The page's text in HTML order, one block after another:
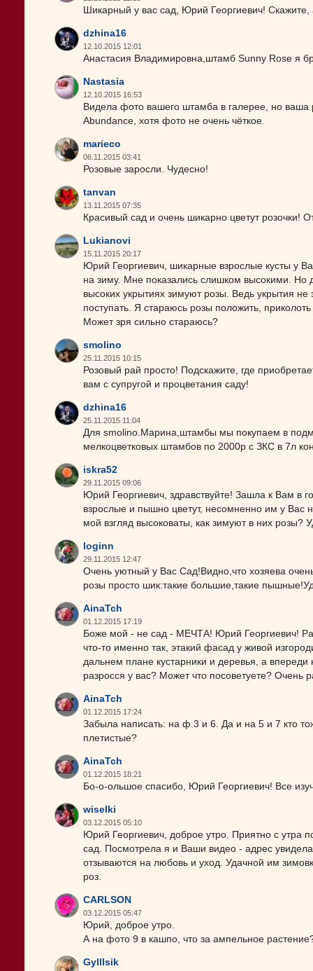
Шикарный у вас сад, Юрий Георгиевич!
dzhina16
12.10.2015 12:01
Анастасия Владимировна,штамб Sunny Rose я
Nastasia
12.10.2015 16:53
Видела фото вашего штамба в галерее, но
Abundance, хотя фото не очень чёткое.
marieco
06.11.2015 03:41
Розовые заросли. Чудесно!
tanvan
13.11.2015 07:35
Красивый сад и очень шикарно цветут розочки!
Lukianovi
15.11.2015 20:17
Юрий Георгиевич, шикарные взрослые кусты у
на зиму. Мне показались слишком высокими. Но
высоких укрытиях зимуют розы. Ведь укрытия
поступать. Я стараюсь розы положить,
Может зря сильно стараюсь?
smolino
25.11.2015 10:15
Розовый рай просто! Подскажите, где
вам с супругой и процветания саду!
dzhina16
25.11.2015 11:04
Для smolino.Марина,штамбы мы покупаем в
мелкоцветковых штамбов по 2000р с ЗКС в 7л
iskra52
29.11.2015 09:06
Юрий Георгиевич, здравствуйте! Зашла к Вам в
взрослые и пышно цветут, несомненно им у Вас
мой взгляд высоковаты, как зимуют в них розы?
loginn
29.11.2015 12:47
Очень уютный у Вас Сад!Видно,что хозяева
розы просто шик:такие большие,такие
AinaTch
01.12.2015 17:19
Боже мой - не сад - МЕЧТА! Юрий Георгиевич!
что-то именно так, этакий фасад у живой
дальнем плане кустарники и деревья, а
разросся у вас? Может что посоветуете?
AinaTch
01.12.2015 17:24
Забыла написать: на ф.3 и 6. Да и на 5 и 7 кто
плетистые?
AinaTch
01.12.2015 18:21
Бо-о-ольшое спасибо, Юрий Георгиевич! Все
wiselki
03.12.2015 05:10
Юрий Георгиевич, доброе утро. Приятно с утра
сад. Посмотрела я и Ваши видео - адрес
отзываются на любовь и уход. Удачной им
роз.
CARLSON
03.12.2015 05:47
Юрий, доброе утро.
А на фото 9 в кашпо, что за ампельное
Gylllsik